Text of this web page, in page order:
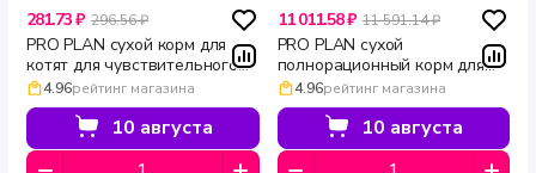
281.73 ₽ 296.56 ₽
PRO PLAN сухой корм для
котят для чувствительного
пищеварения с индейкой и
рисом DELICATE DIGESTION
4.96рейтинг магазина
10 августа
11 011.58 ₽ 11 591.14 ₽
PRO PLAN сухой
полнорационный корм для
котят с чувствительным
пищеварением с индейкой и
рисом DELICATE DIGESTION
10 кг
4.96рейтинг магазина
10 августа